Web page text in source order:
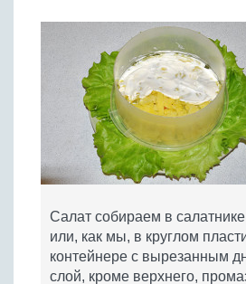
Салат собираем в
или, как мы, в круглом
контейнере с вырезанным
слой, кроме верхнего,